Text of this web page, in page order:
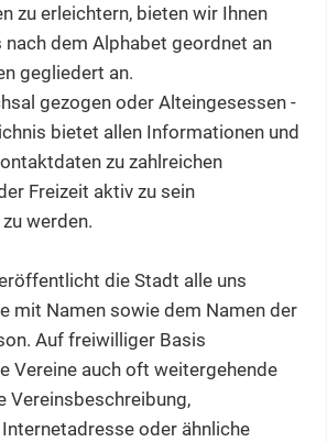
zu erleichtern, bieten wir Ihnen
nach dem Alphabet geordnet an
gegliedert an.
gezogen oder Alteingesessen -
bietet allen Informationen und
zu zahlreichen
Freizeit aktiv zu sein
werden.
die Stadt alle uns
mit Namen sowie dem Namen der
Auf freiwilliger Basis
Vereine auch oft weitergehende
Vereinsbeschreibung,
oder ähnliche